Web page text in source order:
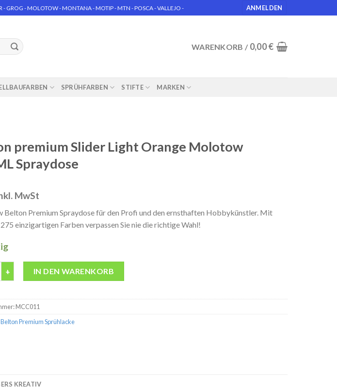
GROG - MOLOTOW - MONTANA - MOTIP - MTN - POSCA - VALLEJO - ANMELDEN
WARENKORB / 0,00€
SPRÜHFARBEN STIFTE MARKEN
premium Slider Light Orange Molotow
Spraydose
MwSt
Belton Premium Spraydose für den Profi und den ernsthaften Hobbykünstler. Mit
einzigartigen Farben verpassen Sie nie die richtige Wahl!
IN DEN WARENKORB
MCC011
Belton Premium Sprühlacke
KREATIV